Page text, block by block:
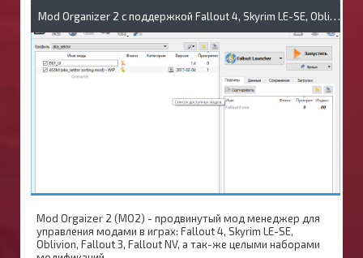
M
od Organizer 2 с поддержкой Fallout 4, Skyrim LE-SE, Oblivion, Fallout 3, Fallout NV
Mod Orgaizer 2 (MO2) - продвинутый мод менеджер для
управления модами в играх: Fallout 4, Skyrim LE-SE,
Oblivion, Fallout 3, Fallout NV, а так-же целыми наборами